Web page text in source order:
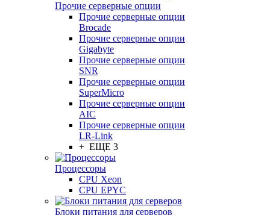
Прочие серверные опции
Прочие серверные опции
Brocade
Прочие серверные опции
Gigabyte
Прочие серверные опции
SNR
Прочие серверные опции
SuperMicro
Прочие серверные опции
AIC
Прочие серверные опции
LR-Link
+ ЕЩЕ 3
Процессоры
CPU Xeon
CPU EPYC
Блоки питания для серверов